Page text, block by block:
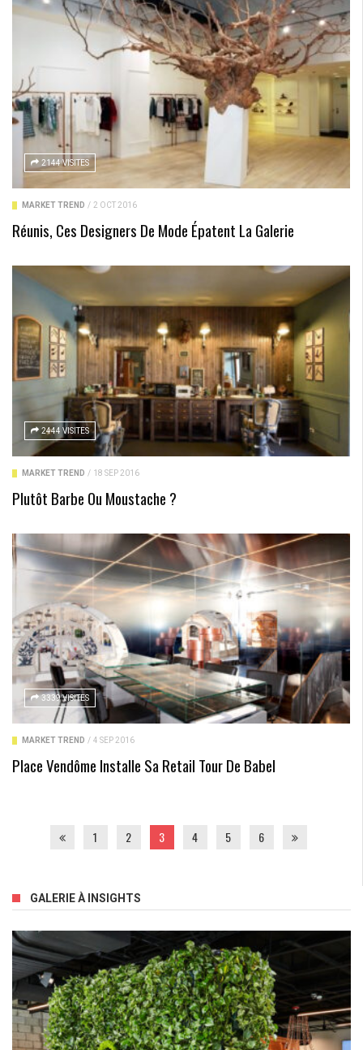
2144 VISITES
MARKET TREND / 2 OCT 2016
Réunis, Ces Designers De Mode Épatent La Galerie
2444 VISITES
MARKET TREND / 18 SEP 2016
Plutôt Barbe Ou Moustache ?
3339 VISITES
MARKET TREND / 4 SEP 2016
Place Vendôme Installe Sa Retail Tour De Babel
1 2 3 4 5 6
GALERIE À INSIGHTS